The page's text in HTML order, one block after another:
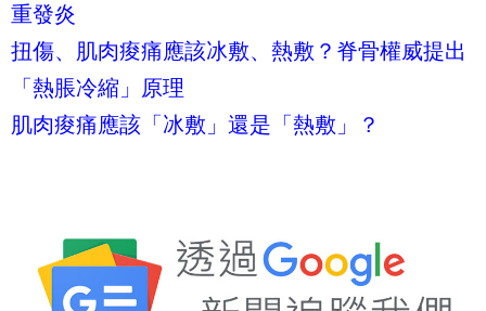
重發炎
扭傷、肌肉痠痛應該冰敷、熱敷？脊骨權威提出
「熱脹冷縮」原理
肌肉痠痛應該「冰敷」還是「熱敷」？